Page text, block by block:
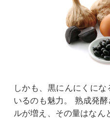
しかも、黒にんにくに
いるのも魅力。
熟成発
ルが増え、その量はなん